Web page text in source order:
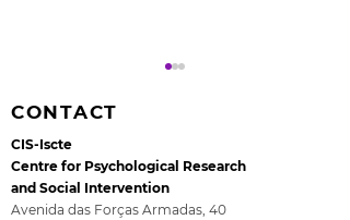
CONTACT
CIS-Iscte
Centre for Psychological Research
and Social Intervention
Avenida das Forças Armadas, 40